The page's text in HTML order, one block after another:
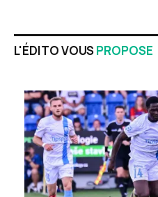
L'ÉDITO VOUSPROPOSE